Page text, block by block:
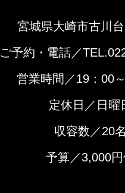
宮城県大崎市古川
ご予約・電話／
営業時間／19：00
定休日／日曜
収容数／20名
予算／3,000